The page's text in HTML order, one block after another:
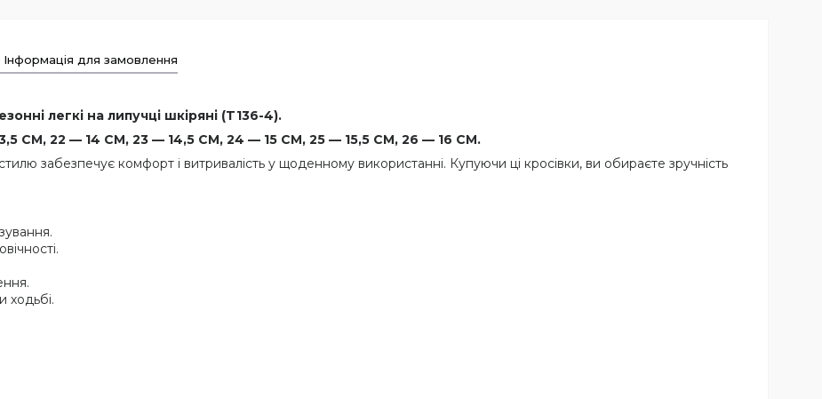
Інформація для замовлення
легкі на липучці шкіряні (T136-4).
СМ, 22 — 14 СМ, 23 — 14,5 СМ, 24 — 15 СМ, 25 — 15,5 СМ, 26 — 16 СМ.
забезпечує комфорт і витривалість у щоденному використанні. Купуючи ці кросівки, ви обираєте зручність
ходьбі.